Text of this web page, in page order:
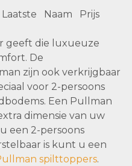
Laatste Naam Prijs
geeft die luxueuze
De
zijn ook verkrijgbaar
voor 2-persoons
Een Pullman
dimensie van uw
een 2-persoons
is kunt u een
spilttoppers.